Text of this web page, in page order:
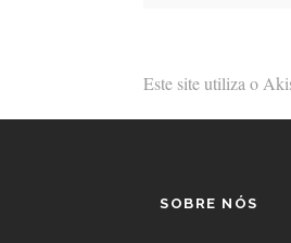
Este site utiliza o
SOBRE NÓS